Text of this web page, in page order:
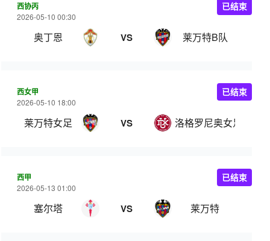
西协丙
2026-05-10 00:30
奥丁恩 VS 莱万特B队
已结束
西女甲
2026-05-10 18:00
莱万特女足 VS 洛格罗尼奥女足
已结束
西甲
2026-05-13 01:00
塞尔塔 VS 莱万特
已结束